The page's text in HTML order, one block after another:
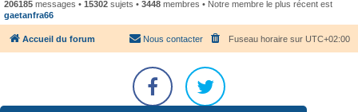
206185 messages • 15302 sujets • 3448 membres • Notre membre le plus récent est
gaetanfra66
Accueil du forum Fuseau horaire sur UTC+02:00
Nous contacter